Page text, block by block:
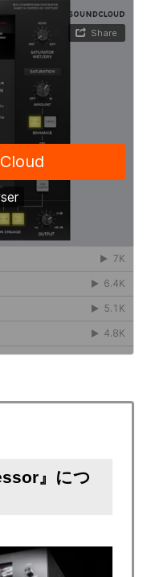
』につ